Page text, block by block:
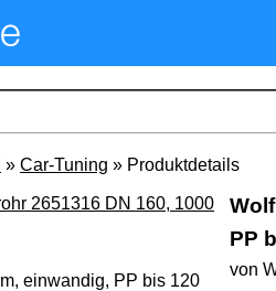
» Car-Tuning » Produktdetails
PP
von
einwandig, PP bis 120